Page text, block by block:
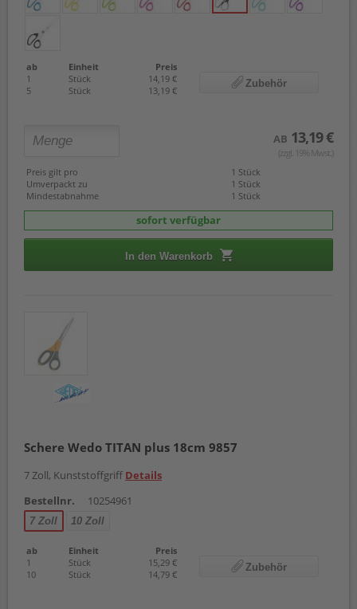
ab Einheit
Preis
1
Stück
14,19 €
5
Stück 13,19 €
Zubehör
AB 13,19 €
(zzgl. 19% Mwst.)
Preis gilt pro
1 Stück
Umverpackt zu
1 Stück
Mindestabnahme
1 Stück
sofort verfügbar
In den Warenkorb
Schere Wedo TITAN plus 18cm 9857
7 Zoll, Kunststoffgriff Details
Bestellnr.
10254961
7 Zoll 10 Zoll
ab Einheit
Preis
1
Stück
15,29 €
10
Stück 14,79 €
Zubehör